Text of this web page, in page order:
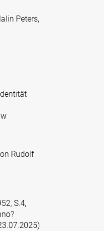
Peters,
–
Rudolf
S.4,